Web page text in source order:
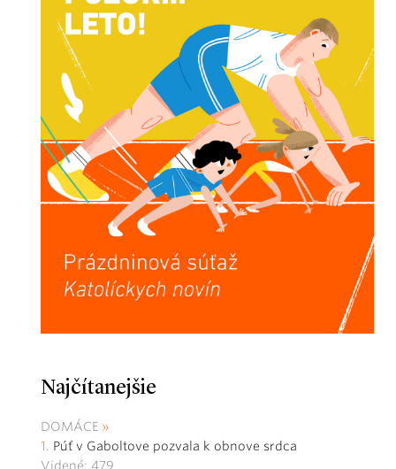
Najčítanejšie
DOMÁCE
Púť v Gaboltove pozvala k obnove srdca
Videné: 479